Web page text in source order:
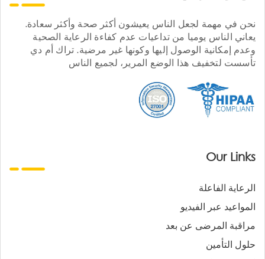
نحن في مهمة لجعل الناس يعيشون أكثر صحة وأكثر سعادة.
يعاني الناس يوميا من تداعيات عدم كفاءة الرعاية الصحية
وعدم إمكانية الوصول إليها وكونها غير مرضية. تراك أم دي
تأسست لتخفيف هذا الوضع المرير، لجميع الناس
Our Links
الرعاية الفاعلة
المواعيد عبر الفيديو
مراقبة المرضى عن بعد
حلول التأمين